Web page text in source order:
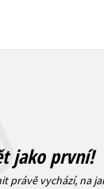
jako první!
právě vychází, na